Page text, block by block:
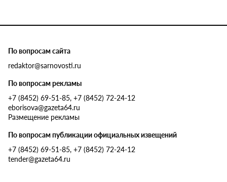
По вопросам сайта
redaktor@sarnovosti.ru
По вопросам рекламы
+7 (8452) 69-51-85, +7 (8452) 72-24-12
eborisova@gazeta64.ru
Размещение рекламы
По вопросам публикации официальных извещений
+7 (8452) 69-51-85, +7 (8452) 72-24-12
tender@gazeta64.ru